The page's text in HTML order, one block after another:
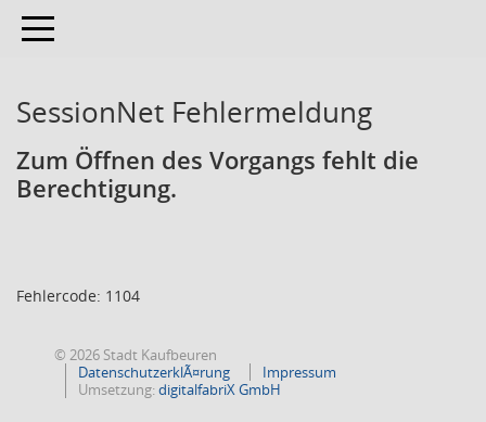
Toggle navigation
SessionNet Fehlermeldung
Zum Öffnen des Vorgangs fehlt die
Berechtigung.
Fehlercode: 1104
© 2026 Stadt Kaufbeuren
DatenschutzerklÃ¤rung
Impressum
Umsetzung:digitalfabriX GmbH